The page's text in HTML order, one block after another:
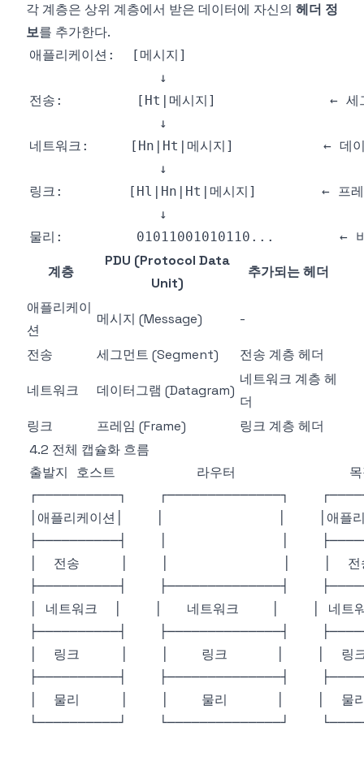
각 계층은 상위 계층에서 받은 데이터에 자신의 헤더 정
보를 추가한다.
계층
PDU (Protocol Data
Unit)
추가되는 헤더
애플리케이
션
메시지 (Message) -
전송 세그먼트 (Segment) 전송 계층 헤더
네트워크 데이터그램 (Datagram)
네트워크 계층 헤
더
링크
프레임 (Frame)
링크 계층 헤더
4.2 전체 캡슐화 흐름